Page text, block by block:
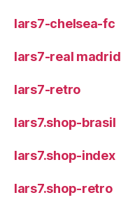
lars7-chelsea-fc
lars7-real madrid
lars7-retro
lars7.shop-brasil
lars7.shop-index
lars7.shop-retro